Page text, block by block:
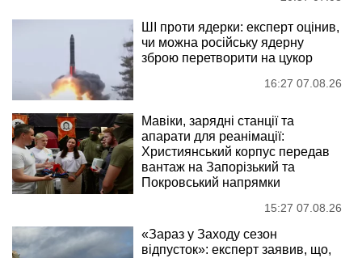
ШІ проти ядерки: експерт оцінив,
чи можна російську ядерну
зброю перетворити на цукор
16:27 07.08.26
Мавіки, зарядні станції та
апарати для реанімації:
Християнський корпус передав
вантаж на Запорізький та
Покровський напрямки
15:27 07.08.26
«Зараз у Заходу сезон
відпусток»: експерт заявив, що,